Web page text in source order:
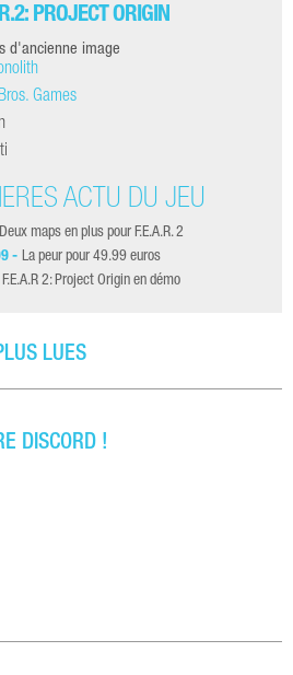
PROJECT ORIGIN
d'ancienne image
Games
ACTU DU JEU
Deux maps en plus pour F.E.A.R. 2
- La peur pour 49.99 euros
F.E.A.R 2: Project Origin en démo
LUES
DISCORD !